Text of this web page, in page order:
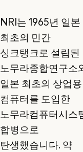
NRI는 1965년 일본
최초의 민간
싱크탱크로 설립된
노무라종합연구소
일본 최초의 상업용
컴퓨터를 도입한
노무라컴퓨터시스
합병으로
탄생했습니다. 약